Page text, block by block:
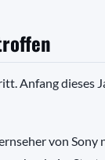
Anfang dieses
von